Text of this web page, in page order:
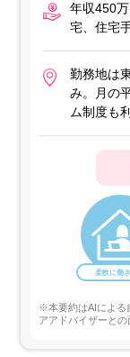
年収450
宅、住宅
勤務地は
み。月の
ム制度も
柔軟に働
※本要約はAIによる
アアドバイザーとの